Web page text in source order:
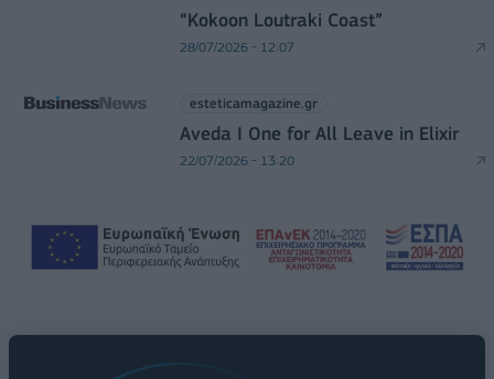
“Kokoon Loutraki Coast”
28/07/2026 - 12:07
esteticamagazine.gr
Aveda I One for All Leave in Elixir
22/07/2026 - 13:20